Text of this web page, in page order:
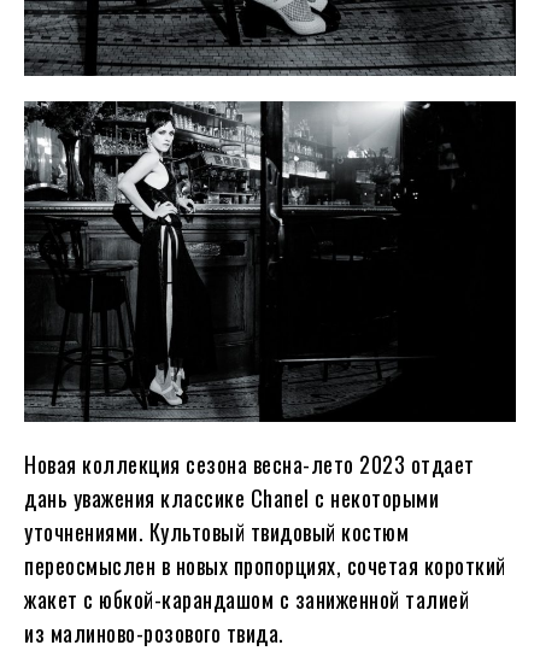
Новая коллекция сезона весна-лето 2023 отдает
дань уважения классике Chanel с некоторыми
уточнениями. Культовый твидовый костюм
переосмыслен в новых пропорциях, сочетая короткий
жакет с юбкой-карандашом с заниженной талией
из малиново-розового твида.